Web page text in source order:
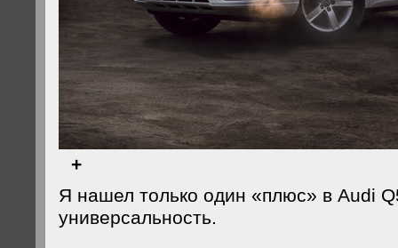
+
Я нашел только один «плюс» в Audi
универсальность.